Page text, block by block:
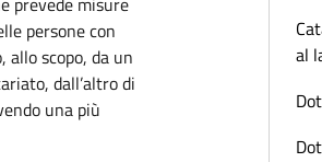
persone con
scopo, da un
dall’altro di
una più
al